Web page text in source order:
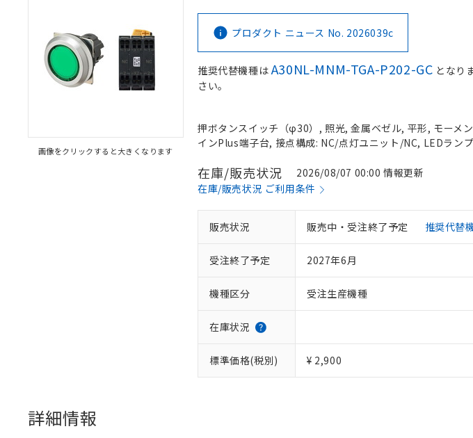
画像をクリックすると大きくなります
プロダクト ニュース No. 2026039c
推奨代替機種はA30NL-MNM-TGA-P202-GC となり
さい。
押ボタンスイッチ（φ30）, 照光, 金属ベゼル, 平形, モーメ
インPlus端子台, 接点構成: NC/点灯ユニット/NC, LEDラン
在庫/販売状況
2026/08/07 00:00 情報更新
在庫/販売状況 ご利用条件
販売状況 販売中・受注終了予定 推奨代替
受注終了予定 2027年6月
機種区分 受注生産機種
在庫状況
標準価格(税別) ¥ 2,900
詳細情報